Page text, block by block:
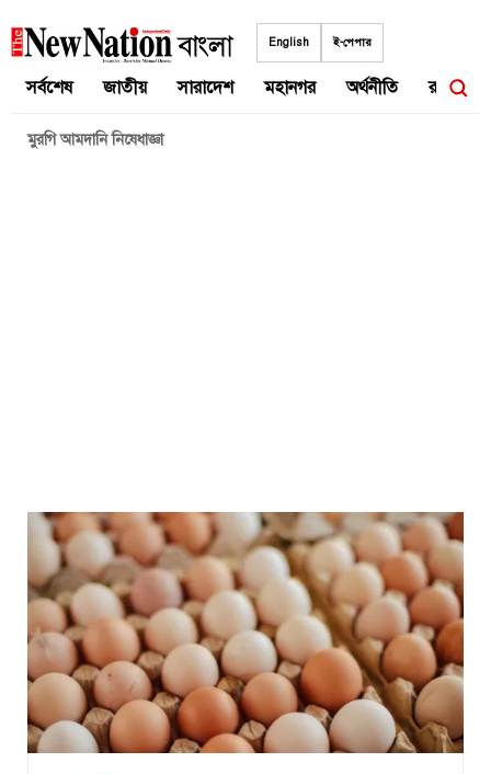
to
English ই-পেপার
সর্বশেষ জাতীয় সারাদেশ মহানগর অর্থনীতি রাজনীতি
মুরগি আমদানি নিষেধাজ্ঞা